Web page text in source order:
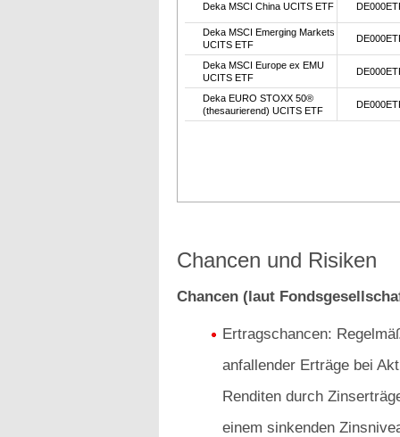
Deka MSCI China UCITS ETF
Deka MSCI Emerging Markets
UCITS ETF
Deka MSCI Europe ex EMU
UCITS ETF
Deka EURO STOXX 50®
(thesaurierend) UCITS ETF
Chancen und Risiken
Chancen (laut
Ertragschancen:
anfallender Erträge bei
Renditen durch
einem sinkenden